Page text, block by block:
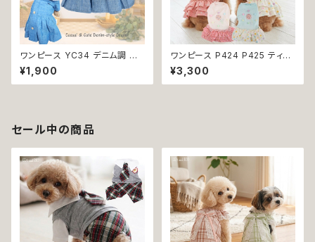
ワンピース YC34 デニム調 紺
レース シンプル 女の子 春 夏
犬 犬服 小型 猫 服 洋服 ペット
dog ドッグウェア おしゃれ かわ
¥1,900
ワンピース P424 P425 ティア
ード ドット 水玉 ハンドメイド ド
ッグウェア 春夏 ドッグウエア ド
ッグ ウェア 犬 猫 ペット 服 犬服
¥3,300
セール中の商品